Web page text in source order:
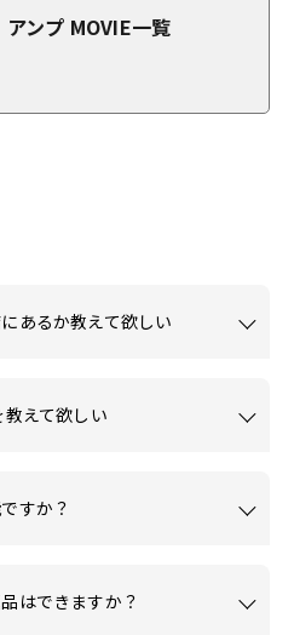
アンプ MOVIE一覧
あるか教えて欲しい
えて欲しい
すか？
はできますか？